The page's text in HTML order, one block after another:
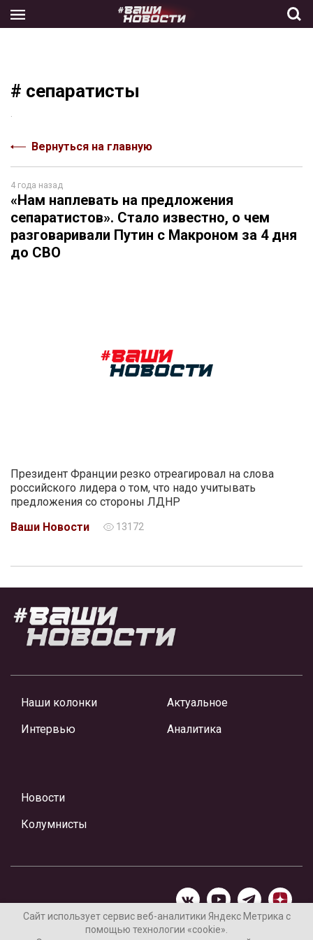
the
# сепаратисты
Вернуться на главную
4 года назад
«Нам наплевать на предложения
сепаратистов». Стало известно, о чем
разговаривали Путин с Макроном за 4 дня
до СВО
Президент Франции резко отреагировал на слова
российского лидера о том, что надо учитывать
предложения со стороны ЛДНР
Ваши Новости
13172
Наши колонки
Интервью
Актуальное
Аналитика
Новости
Колумнисты
Материалы предоставлены редакцией Интернет-газеты
Сайт использует сервис веб-аналитики Яндекс Метрика с
помощью технологии «cookie».